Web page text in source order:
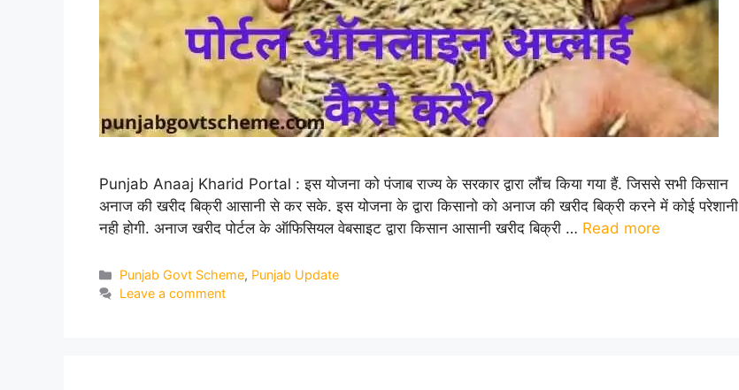
Punjab Anaaj Kharid Portal : इस योजना को पंजाब राज्य के सरकार द्वारा लौंच किया गया हैं. जिससे सभी किसान
अनाज की खरीद बिक्री आसानी से कर सके. इस योजना के द्वारा किसानो को अनाज की खरीद बिक्री करने में कोई परेशानी
नही होगी. अनाज खरीद पोर्टल के ऑफिसियल वेबसाइट द्वारा किसान आसानी खरीद बिक्री … Read more
Categories
Punjab Govt Scheme, Punjab Update
Leave a comment